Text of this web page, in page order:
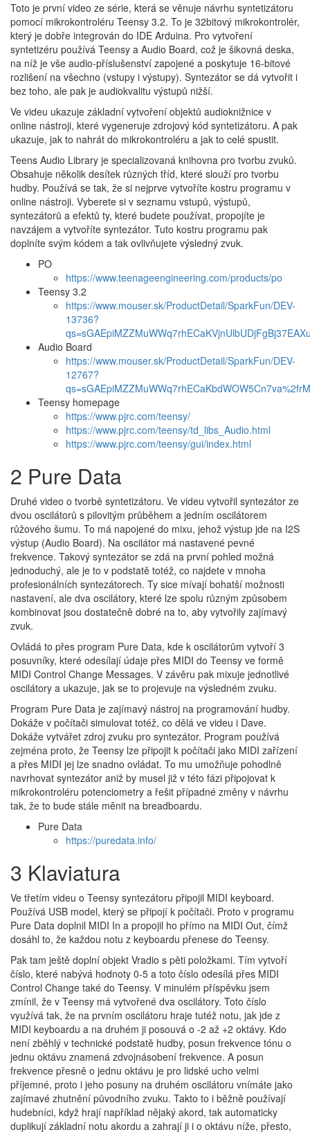
Toto je první video ze série, která se věnuje návrhu syntetizátoru
pomocí mikrokontroléru Teensy 3.2. To je 32bitový mikrokontrolér,
který je dobře integrován do IDE Arduina. Pro vytvoření
syntetizéru používá Teensy a Audio Board, což je šikovná deska,
na níž je vše audio-příslušenství zapojené a poskytuje 16-bitové
rozlišení na všechno (vstupy i výstupy). Syntezátor se dá vytvořit i
bez toho, ale pak je audiokvalitu výstupů nižší.
Ve videu ukazuje základní vytvoření objektů audioknižnice v
online nástroji, které vygeneruje zdrojový kód syntetizátoru. A pak
ukazuje, jak to nahrát do mikrokontroléru a jak to celé spustit.
Teens Audio Library je specializovaná knihovna pro tvorbu zvuků.
Obsahuje několik desítek různých tříd, které slouží pro tvorbu
hudby. Používá se tak, že si nejprve vytvoříte kostru programu v
online nástroji. Vyberete si v seznamu vstupů, výstupů,
syntezátorů a efektů ty, které budete používat, propojíte je
navzájem a vytvoříte syntezátor. Tuto kostru programu pak
doplníte svým kódem a tak ovlivňujete výsledný zvuk.
PO
https://www.teenageengineering.com/products/po
Teensy 3.2
https://www.mouser.sk/ProductDetail/SparkFun/DEV-
13736?
Audio Board
https://www.mouser.sk/ProductDetail/SparkFun/DEV-
12767?
Teensy homepage
https://www.pjrc.com/teensy/
https://www.pjrc.com/teensy/td_libs_Audio.html
https://www.pjrc.com/teensy/gui/index.html
2 Pure Data
Druhé video o tvorbě syntetizátoru. Ve videu vytvořil syntezátor ze
dvou oscilátorů s pilovitým průběhem a jedním oscilátorem
růžového šumu. To má napojené do mixu, jehož výstup jde na I2S
výstup (Audio Board). Na oscilátor má nastavené pevné
frekvence. Takový syntezátor se zdá na první pohled možná
jednoduchý, ale je to v podstatě totéž, co najdete v mnoha
profesionálních syntezátorech. Ty sice mívají bohatší možnosti
nastavení, ale dva oscilátory, které lze spolu různým způsobem
kombinovat jsou dostatečně dobré na to, aby vytvořily zajímavý
zvuk.
Ovládá to přes program Pure Data, kde k oscilátorům vytvoří 3
posuvníky, které odesílají údaje přes MIDI do Teensy ve formě
MIDI Control Change Messages. V závěru pak mixuje jednotlivé
oscilátory a ukazuje, jak se to projevuje na výsledném zvuku.
Program Pure Data je zajímavý nástroj na programování hudby.
Dokáže v počítači simulovat totéž, co dělá ve videu i Dave.
Dokáže vytvářet zdroj zvuku pro syntezátor. Program používá
zejména proto, že Teensy lze připojit k počítači jako MIDI zařízení
a přes MIDI jej lze snadno ovládat. To mu umožňuje pohodlně
navrhovat syntezátor aniž by musel již v této fázi připojovat k
mikrokontroléru potenciometry a řešit případné změny v návrhu
tak, že to bude stále měnit na breadboardu.
Pure Data
https://puredata.info/
3 Klaviatura
Ve třetím videu o Teensy syntezátoru připojil MIDI keyboard.
Používá USB model, který se připojí k počítači. Proto v programu
Pure Data doplnil MIDI In a propojil ho přímo na MIDI Out, čímž
dosáhl to, že každou notu z keyboardu přenese do Teensy.
Pak tam ještě doplní objekt Vradio s pěti položkami. Tím vytvoří
číslo, které nabývá hodnoty 0-5 a toto číslo odesílá přes MIDI
Control Change také do Teensy. V minulém příspěvku jsem
zmínil, že v Teensy má vytvořené dva oscilátory. Toto číslo
využívá tak, že na prvním oscilátoru hraje tutéž notu, jak jde z
MIDI keyboardu a na druhém ji posouvá o -2 až +2 oktávy. Kdo
není zběhlý v technické podstatě hudby, posun frekvence tónu o
jednu oktávu znamená zdvojnásobení frekvence. A posun
frekvence přesně o jednu oktávu je pro lidské ucho velmi
příjemné, proto i jeho posuny na druhém oscilátoru vnímáte jako
zajímavé zhutnění původního zvuku. Takto to i běžně používají
hudebníci, když hrají například nějaký akord, tak automaticky
duplikují základní notu akordu a zahrají ji i o oktávu níže, přesto,